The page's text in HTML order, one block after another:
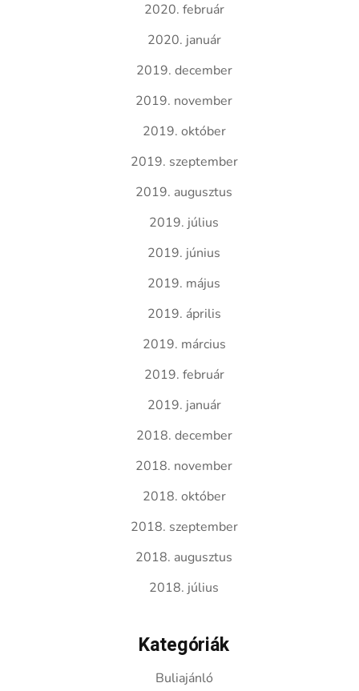
2020. február
2020. január
2019. december
2019. november
2019. október
2019. szeptember
2019. augusztus
2019. július
2019. június
2019. május
2019. április
2019. március
2019. február
2019. január
2018. december
2018. november
2018. október
2018. szeptember
2018. augusztus
2018. július
Kategóriák
Buliajánló